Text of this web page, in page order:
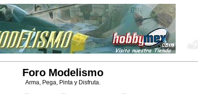
Foro Modelismo
Arma, Pega, Pinta y Disfruta.